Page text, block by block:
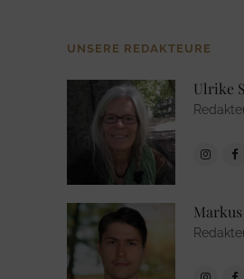
UNSERE REDAKTEURE
Ulrike